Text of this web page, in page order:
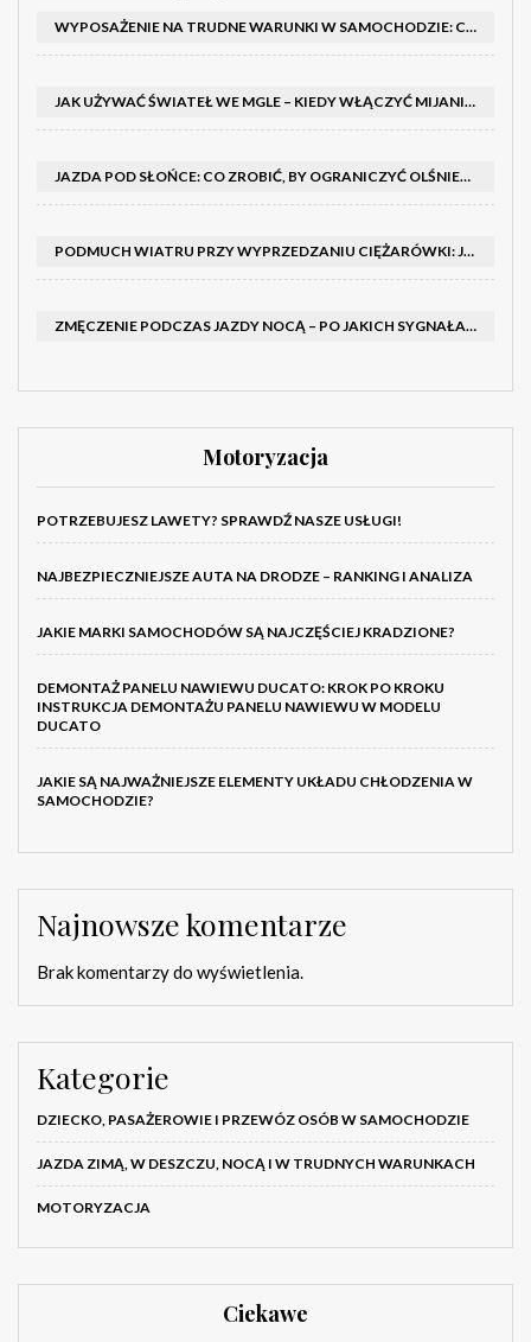
WYPOSAŻENIE NA TRUDNE WARUNKI W SAMOCHODZIE: CO MIEĆ ZIMĄ, W TRASIE I NA WYPADEK AWARII
JAK UŻYWAĆ ŚWIATEŁ WE MGLE – KIEDY WŁĄCZYĆ MIJANIA I PRZECIWMGIELNE ORAZ CZEGO NIE ROBIĆ
JAZDA POD SŁOŃCE: CO ZROBIĆ, BY OGRANICZYĆ OLŚNIENIE I POPRAWIĆ WIDOCZNOŚĆ
PODMUCH WIATRU PRZY WYPRZEDZANIU CIĘŻARÓWKI: JAK UTRZYMAĆ TOR JAZDY I OPANOWAĆ AUTO
ZMĘCZENIE PODCZAS JAZDY NOCĄ – PO JAKICH SYGNAŁACH ROZPOZNAĆ SENNOŚĆ ZA KIEROWNICĄ I KIEDY ZROBIĆ PRZERWĘ
Motoryzacja
POTRZEBUJESZ LAWETY? SPRAWDŹ NASZE USŁUGI!
NAJBEZPIECZNIEJSZE AUTA NA DRODZE – RANKING I ANALIZA
JAKIE MARKI SAMOCHODÓW SĄ NAJCZĘŚCIEJ KRADZIONE?
DEMONTAŻ PANELU NAWIEWU DUCATO: KROK PO KROKU
INSTRUKCJA DEMONTAŻU PANELU NAWIEWU W MODELU
DUCATO
JAKIE SĄ NAJWAŻNIEJSZE ELEMENTY UKŁADU CHŁODZENIA W
SAMOCHODZIE?
Najnowsze komentarze
Brak komentarzy do wyświetlenia.
Kategorie
DZIECKO, PASAŻEROWIE I PRZEWÓZ OSÓB W SAMOCHODZIE
JAZDA ZIMĄ, W DESZCZU, NOCĄ I W TRUDNYCH WARUNKACH
MOTORYZACJA
Ciekawe